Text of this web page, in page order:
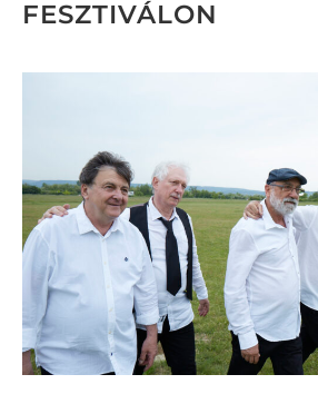
FESZTIVÁLON